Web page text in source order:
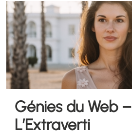
Génies du Web –
L’Extraverti